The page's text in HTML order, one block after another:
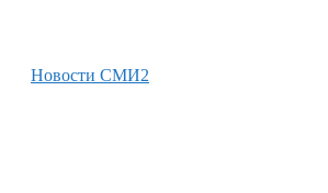
Новости СМИ2